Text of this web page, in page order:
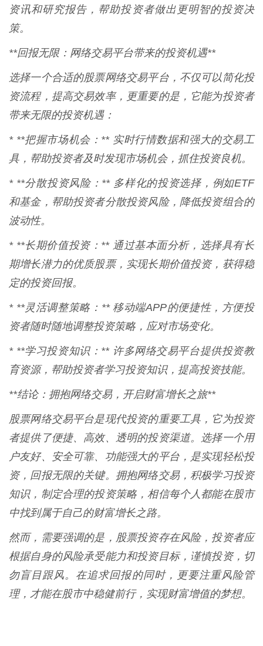
资讯和研究报告，帮助投资者做出更明智的投资决
策。
**回报无限：网络交易平台带来的投资机遇**
选择一个合适的股票网络交易平台，不仅可以简化投
资流程，提高交易效率，更重要的是，它能为投资者
带来无限的投资机遇：
* **把握市场机会：** 实时行情数据和强大的交易工
具，帮助投资者及时发现市场机会，抓住投资良机。
* **分散投资风险：** 多样化的投资选择，例如ETF
和基金，帮助投资者分散投资风险，降低投资组合的
波动性。
* **长期价值投资：** 通过基本面分析，选择具有长
期增长潜力的优质股票，实现长期价值投资，获得稳
定的投资回报。
* **灵活调整策略：** 移动端APP的便捷性，方便投
资者随时随地调整投资策略，应对市场变化。
* **学习投资知识：** 许多网络交易平台提供投资教
育资源，帮助投资者学习投资知识，提高投资技能。
**结论：拥抱网络交易，开启财富增长之旅**
股票网络交易平台是现代投资的重要工具，它为投资
者提供了便捷、高效、透明的投资渠道。选择一个用
户友好、安全可靠、功能强大的平台，是实现轻松投
资，回报无限的关键。拥抱网络交易，积极学习投资
知识，制定合理的投资策略，相信每个人都能在股市
中找到属于自己的财富增长之路。
然而，需要强调的是，股票投资存在风险，投资者应
根据自身的风险承受能力和投资目标，谨慎投资，切
勿盲目跟风。在追求回报的同时，更要注重风险管
理，才能在股市中稳健前行，实现财富增值的梦想。